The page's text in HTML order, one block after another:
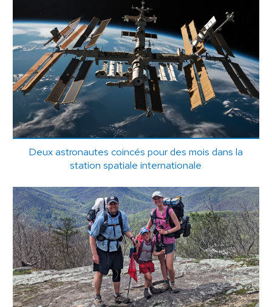
Deux astronautes coincés pour des mois dans la
station spatiale internationale